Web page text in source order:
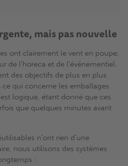
mais pas nouvelle
ont clairement le vent en poupe,
de l’horeca et de l’événementiel.
des objectifs de plus en plus
qui concerne les emballages
logique, étant donné que ces
que quelques minutes avant
n’ont rien d’une
nous utilisons des systèmes
: